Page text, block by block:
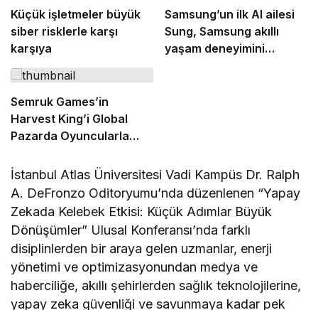
Küçük işletmeler büyük
siber risklerle karşı
karşıya
Samsung’un ilk AI ailesi
Sung, Samsung akıllı
yaşam deneyimini
Semruk Games’in
Harvest King’i Global
Pazarda Oyuncularla
İstanbul Atlas Üniversitesi Vadi Kampüs Dr. Ralph
A. DeFronzo Oditoryumu’nda düzenlenen “Yapay
Zekada Kelebek Etkisi: Küçük Adımlar Büyük
Dönüşümler” Ulusal Konferansı’nda farklı
disiplinlerden bir araya gelen uzmanlar, enerji
yönetimi ve optimizasyonundan medya ve
haberciliğe, akıllı şehirlerden sağlık teknolojilerine,
yapay zeka güvenliği ve savunmaya kadar pek